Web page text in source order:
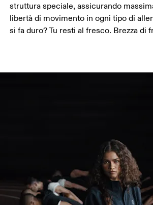
struttura speciale, assicurando
libertà di movimento in ogni tipo di
si fa duro? Tu resti al fresco. Brezza di